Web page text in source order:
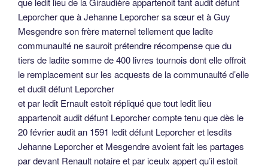
Leporcher que à Jehanne Leporcher sa sœur et à Guy
Mesgendre son frère maternel tellement que ladite
communaulté ne sauroit prétendre récompense que du
tiers de ladite somme de 400 livres tournois dont elle offroit
le remplacement sur les acquests de la communaulté d’elle
et dudit défunt Leporcher
et par ledit Ernault estoit répliqué que tout ledit lieu
appartenoit audit défunt Leporcher compte tenu que dès le
20 février audit an 1591 ledit défunt Leporcher et lesdits
Jehanne Leporcher et Mesgendre avoient fait les partages
par devant Renault notaire et par iceulx appert qu’il estoit